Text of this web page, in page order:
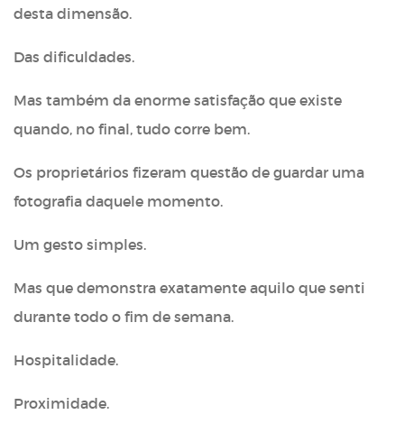
desta dimensão.
Das dificuldades.
Mas também da enorme satisfação que existe
quando, no final, tudo corre bem.
Os proprietários fizeram questão de guardar uma
fotografia daquele momento.
Um gesto simples.
Mas que demonstra exatamente aquilo que senti
durante todo o fim de semana.
Hospitalidade.
Proximidade.